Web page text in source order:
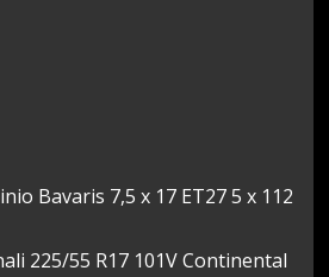
Bavaris 7,5 x 17 ET27 5 x 112
225/55 R17 101V Continental